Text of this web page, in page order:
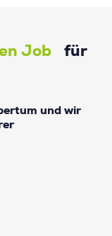
Job für
und wir